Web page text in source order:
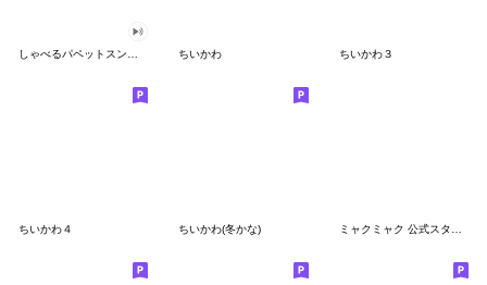
ちいかわ ちいかわ３
ちいかわ４ ちいかわ(冬かな)